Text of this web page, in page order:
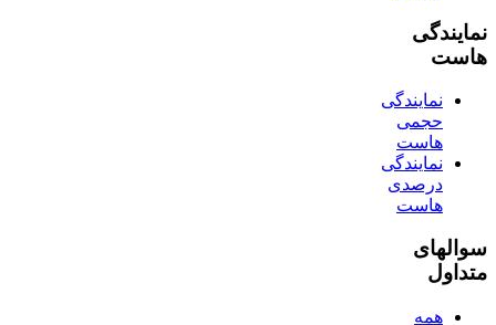
نمایندگی
هاست
نمایندگی
حجمی
هاست
نمایندگی
درصدی
هاست
سوالهای
متداول
همه